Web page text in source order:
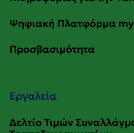
Εργαλεία